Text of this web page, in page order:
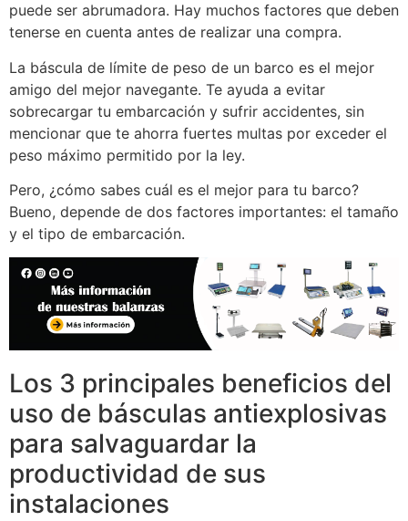
puede ser abrumadora. Hay muchos factores que deben
tenerse en cuenta antes de realizar una compra.
La báscula de límite de peso de un barco es el mejor
amigo del mejor navegante. Te ayuda a evitar
sobrecargar tu embarcación y sufrir accidentes, sin
mencionar que te ahorra fuertes multas por exceder el
peso máximo permitido por la ley.
Pero, ¿cómo sabes cuál es el mejor para tu barco?
Bueno, depende de dos factores importantes: el tamaño
y el tipo de embarcación.
Los 3 principales beneficios del
uso de básculas antiexplosivas
para salvaguardar la
productividad de sus
instalaciones